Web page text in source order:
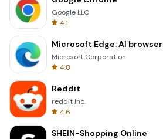
Google LLC
4.1
Microsoft Edge: AI browser
Microsoft Corporation
4.8
Reddit
reddit Inc.
4.6
SHEIN-Shopping Online